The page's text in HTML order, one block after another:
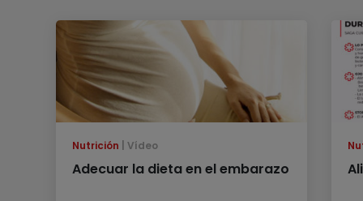
Nutrición Vídeo
Adecuar la dieta en el embarazo